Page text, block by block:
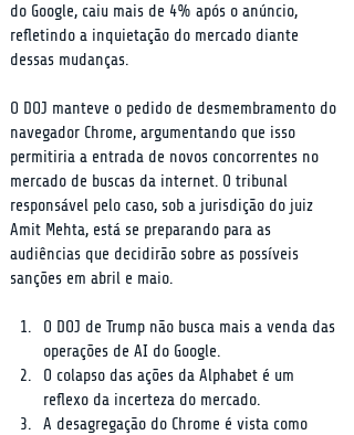
do Google, caiu mais de 4% após o anúncio,
refletindo a inquietação do mercado diante
dessas mudanças.
O DOJ manteve o pedido de desmembramento do
navegador Chrome, argumentando que isso
permitiria a entrada de novos concorrentes no
mercado de buscas da internet. O tribunal
responsável pelo caso, sob a jurisdição do juiz
Amit Mehta, está se preparando para as
audiências que decidirão sobre as possíveis
sanções em abril e maio.
O DOJ de Trump não busca mais a venda das
operações de AI do Google.
O colapso das ações da Alphabet é um
reflexo da incerteza do mercado.
A desagregação do Chrome é vista como